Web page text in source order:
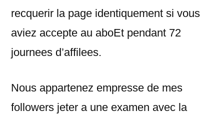
recquerir la page identiquement si vous
aviez accepte au aboEt pendant 72
journees d’affilees.
Nous appartenez empresse de mes
followers jeter a une examen avec la